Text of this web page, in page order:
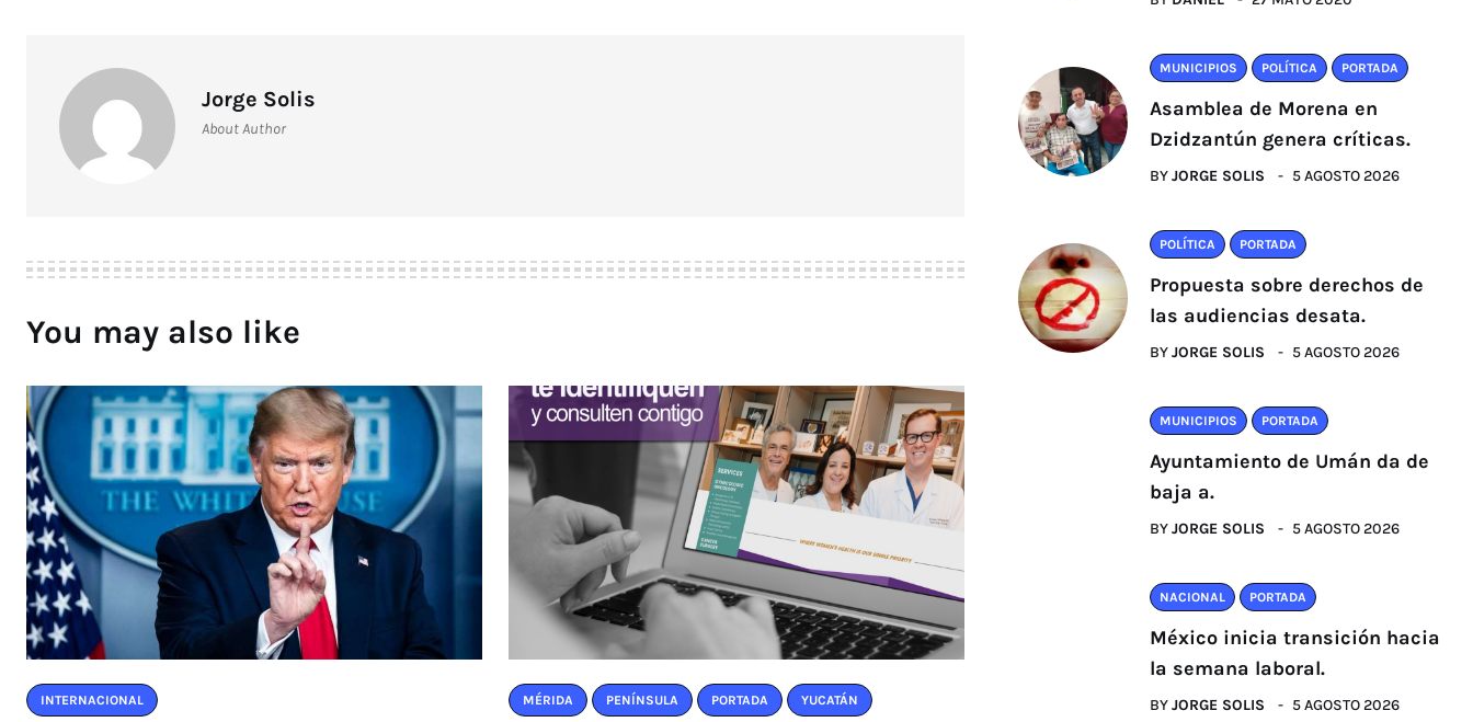
Jorge Solis
About Author
You may also like
INTERNACIONAL MÉRIDA PENÍNSULA PORTADA YUCATÁN
MUNICIPIOS POLÍTICA PORTADA
Asamblea de Morena en
Dzidzantún genera críticas.
BYJORGE SOLIS 5 AGOSTO 2026
POLÍTICA PORTADA
Propuesta sobre derechos de
las audiencias desata.
BYJORGE SOLIS 5 AGOSTO 2026
MUNICIPIOS PORTADA
Ayuntamiento de Umán da de
baja a.
BYJORGE SOLIS 5 AGOSTO 2026
NACIONAL PORTADA
México inicia transición hacia
la semana laboral.
BYJORGE SOLIS 5 AGOSTO 2026